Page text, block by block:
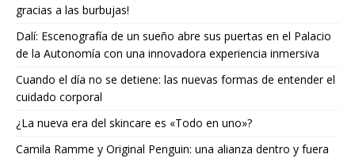
gracias a las burbujas!
Dalí: Escenografía de un sueño abre sus puertas en el Palacio
de la Autonomía con una innovadora experiencia inmersiva
Cuando el día no se detiene: las nuevas formas de entender el
cuidado corporal
¿La nueva era del skincare es «Todo en uno»?
Camila Ramme y Original Penguin: una alianza dentro y fuera